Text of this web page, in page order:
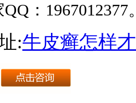
：
:牛皮癣怎样